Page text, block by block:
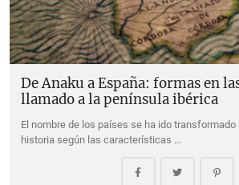
De Anaku a España: formas en
llamado a la península ibérica
El nombre de los países se ha ido transformado
historia según las características …